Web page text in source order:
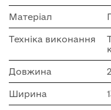
Матеріал
Техніка виконання
Довжина
Ширина